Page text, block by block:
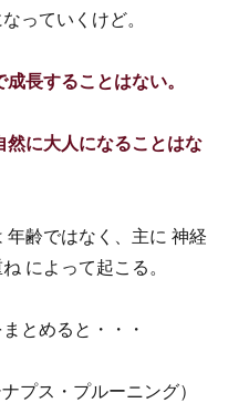
っていくけど。
長することはない。
然に大人になることはな
齢ではなく、主に 神経
によって起こる。
とめると・・・
プス・プルーニング）